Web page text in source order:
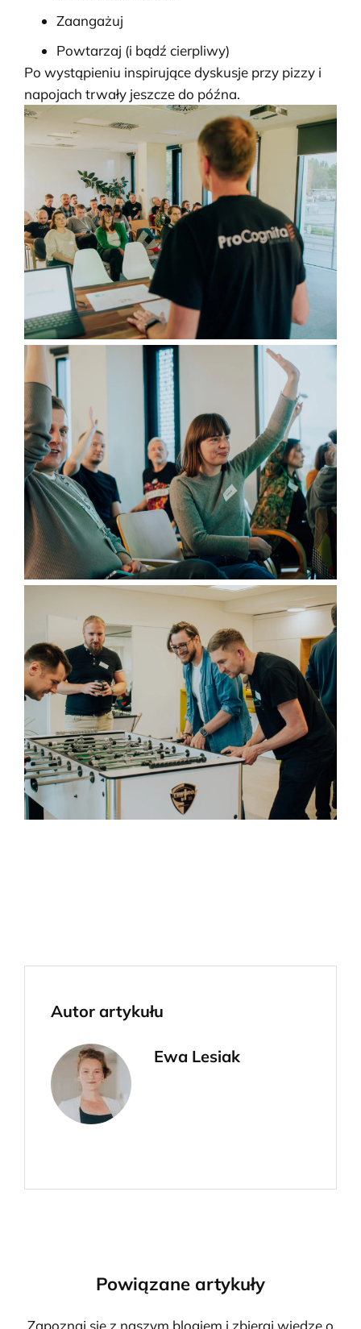
Zaangażuj
Powtarzaj (i bądź cierpliwy)
Po wystąpieniu inspirujące dyskusje przy pizzy i
napojach trwały jeszcze do późna.
Autor artykułu
Ewa Lesiak
Powiązane artykuły
Zapoznaj się z naszym blogiem i zbieraj wiedzę o